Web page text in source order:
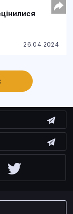
26.04.2024